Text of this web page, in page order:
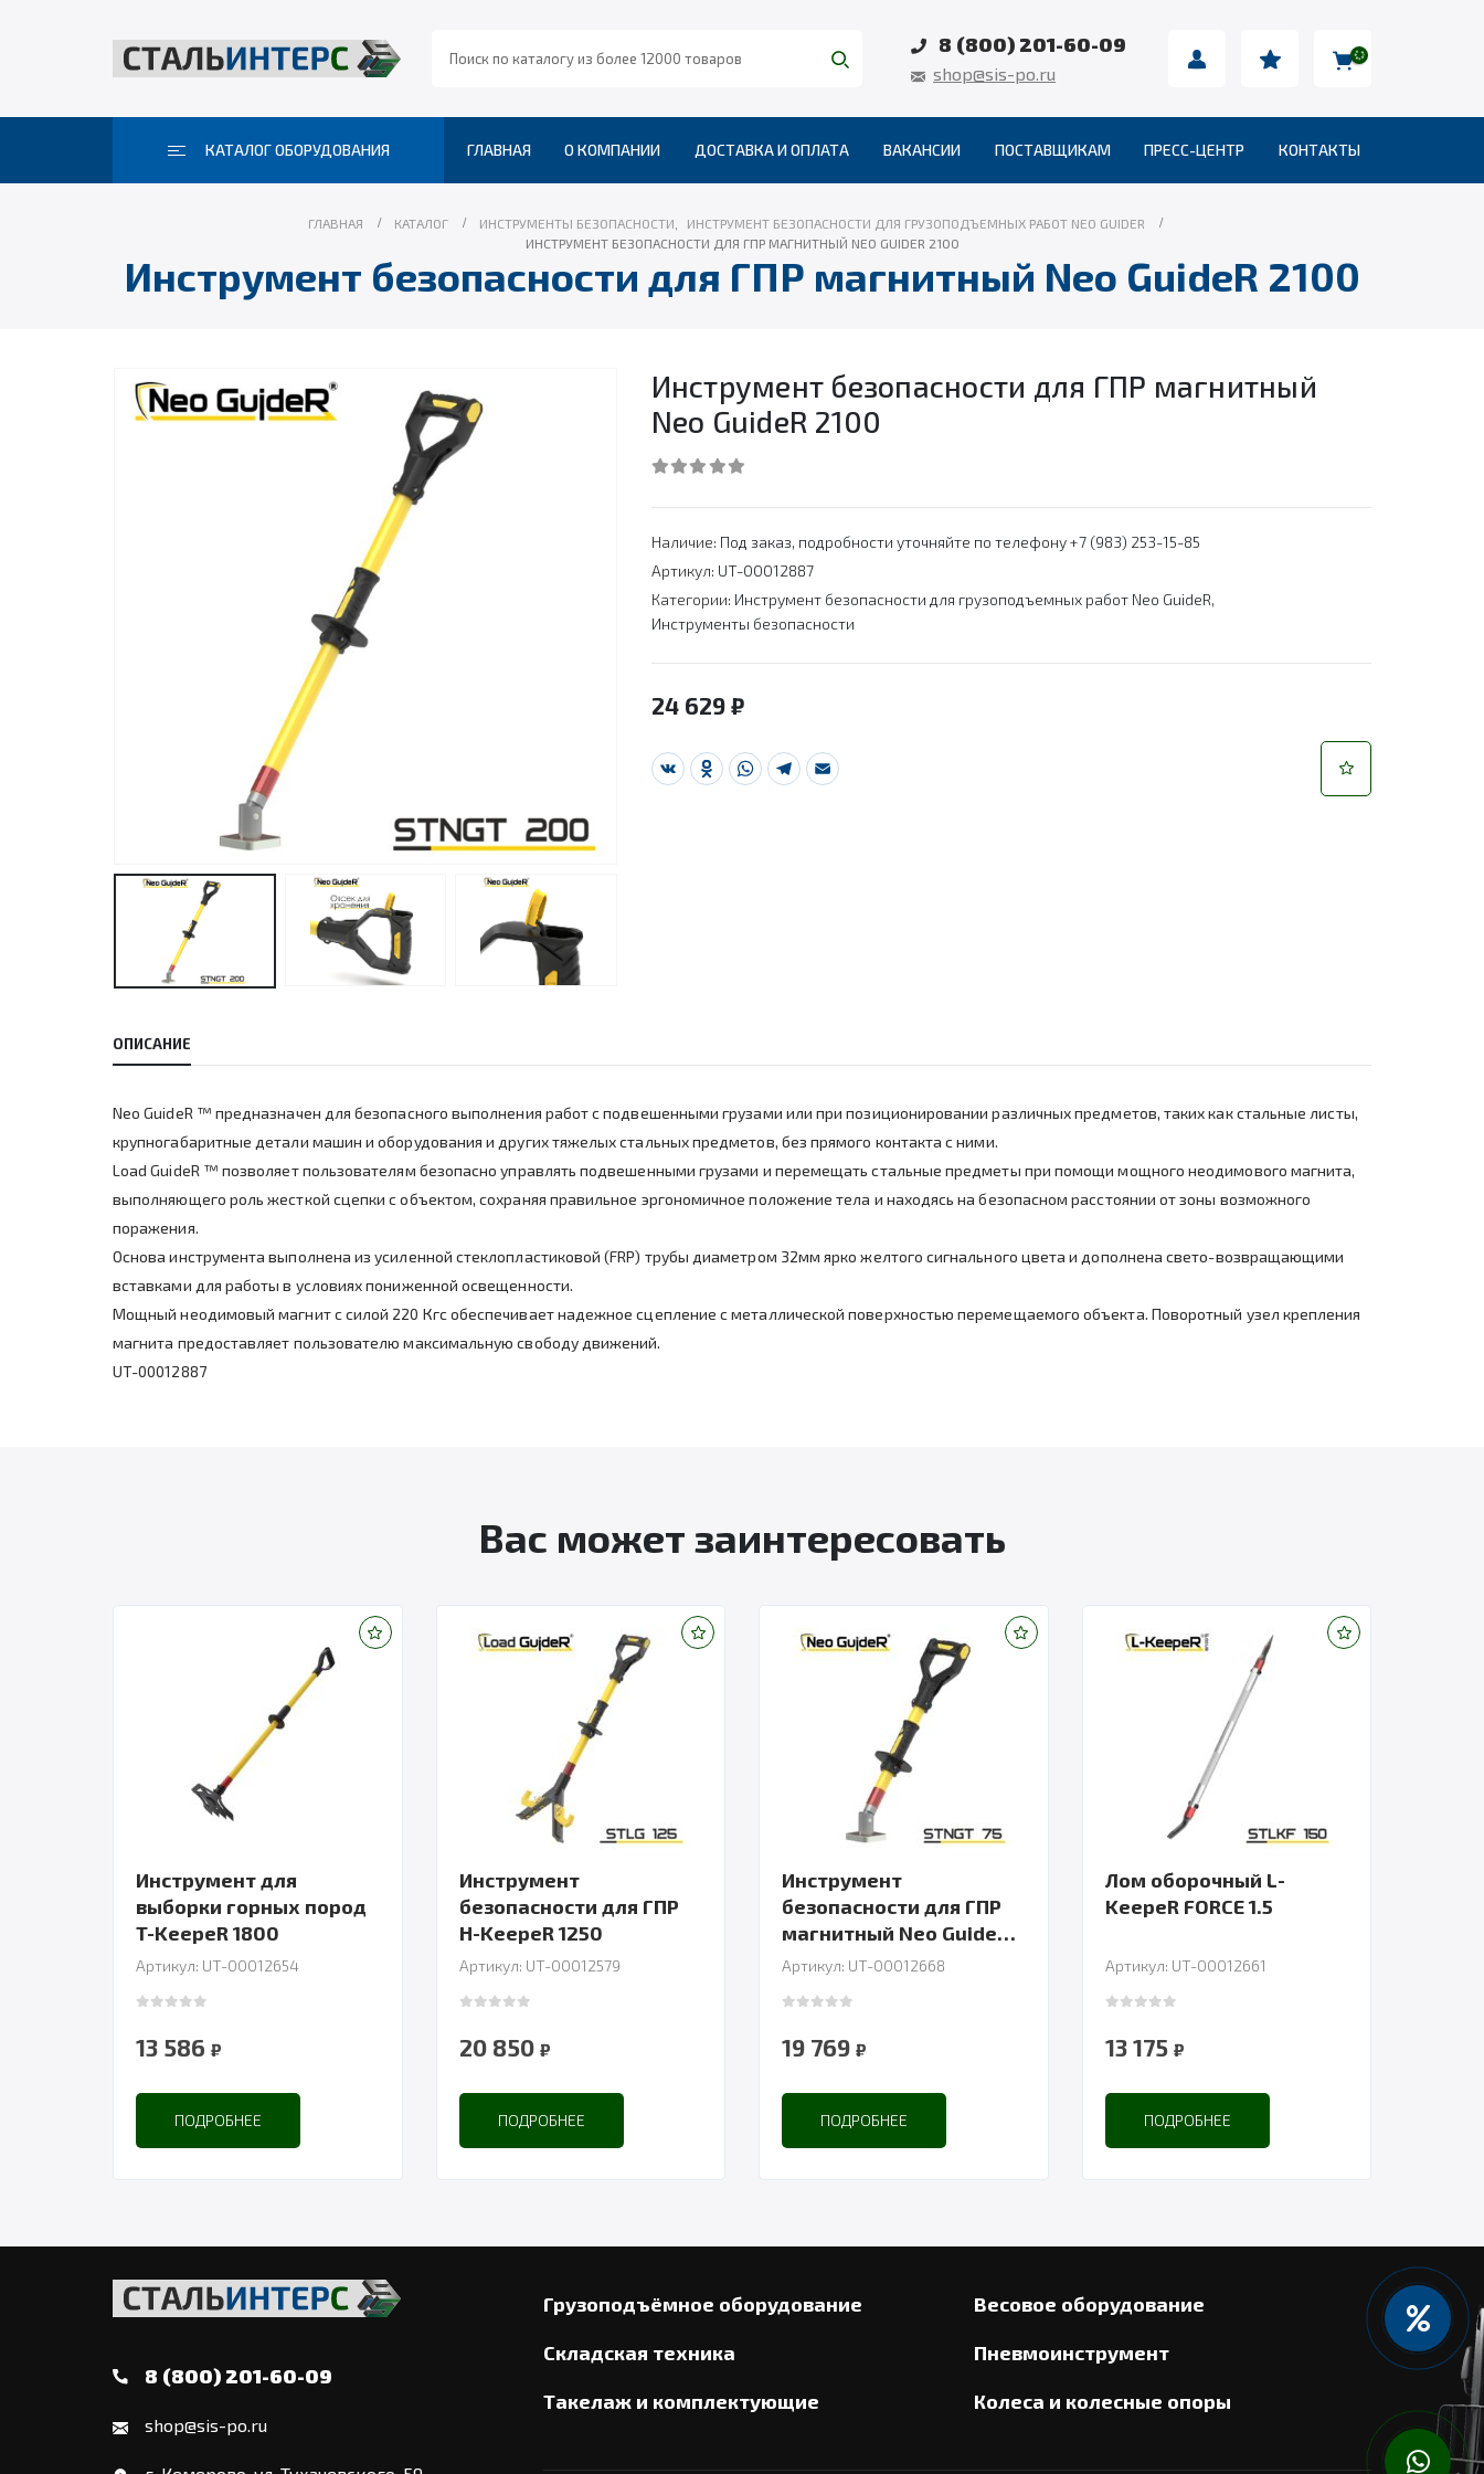
8 (800) 201-60-09
shop@sis-po.ru
КАТАЛОГ ОБОРУДОВАНИЯ ГЛАВНАЯ О КОМПАНИИ ДОСТАВКА И ОПЛАТА ВАКАНСИИ ПОСТАВЩИКАМ ПРЕСС-ЦЕНТР КОНТАКТЫ
ГЛАВНАЯ КАТАЛОГ ИНСТРУМЕНТЫ БЕЗОПАСНОСТИ
ИНСТРУМЕНТ БЕЗОПАСНОСТИ ДЛЯ ГРУЗОПОДЪЕМНЫХ РАБОТ NEO GUIDER
ИНСТРУМЕНТ БЕЗОПАСНОСТИ ДЛЯ ГПР МАГНИТНЫЙ NEO GUIDER 2100
Инструмент безопасности для ГПР магнитный Neo GuideR 2100
Инструмент безопасности для ГПР магнитный
Neo GuideR 2100
Наличие: Под заказ, подробности уточняйте по телефону +7 (983) 253-15-85
Артикул: UT-00012887
Категории: Инструмент безопасности для грузоподъемных работ Neo GuideR,
Инструменты безопасности
24 629 ₽
VK Odnoklassniki
WhatsApp
Telegram
Email
ОПИСАНИЕ
Neo GuideR ™ предназначен для безопасного выполнения работ с подвешенными грузами или при позиционировании различных предметов, таких как стальные листы,
крупногабаритные детали машин и оборудования и других тяжелых стальных предметов, без прямого контакта с ними.
Load GuideR ™ позволяет пользователям безопасно управлять подвешенными грузами и перемещать стальные предметы при помощи мощного неодимового магнита,
выполняющего роль жесткой сцепки с объектом, сохраняя правильное эргономичное положение тела и находясь на безопасном расстоянии от зоны возможного
поражения.
Основа инструмента выполнена из усиленной стеклопластиковой (FRP) трубы диаметром 32мм ярко желтого сигнального цвета и дополнена свето-возвращающими
вставками для работы в условиях пониженной освещенности.
Мощный неодимовый магнит с силой 220 Кгс обеспечивает надежное сцепление с металлической поверхностью перемещаемого объекта. Поворотный узел крепления
магнита предоставляет пользователю максимальную свободу движений.
UT-00012887
Вас может заинтересовать
Инструмент для
выборки горных пород
T-KeepeR 1800
Артикул: UT-00012654
13 586 ₽
ПОДРОБНЕЕ
Инструмент
безопасности для ГПР
H-KeepeR 1250
Артикул: UT-00012579
20 850 ₽
ПОДРОБНЕЕ
Инструмент
безопасности для ГПР
магнитный Neo GuideR
600
Артикул: UT-00012668
19 769 ₽
ПОДРОБНЕЕ
Лом оборочный L-
KeepeR FORCE 1.5
Артикул: UT-00012661
13 175 ₽
ПОДРОБНЕЕ
8 (800) 201-60-09
shop@sis-po.ru
Грузоподъёмное оборудование
Складская техника
Такелаж и комплектующие
Весовое оборудование
Пневмоинструмент
Колеса и колесные опоры